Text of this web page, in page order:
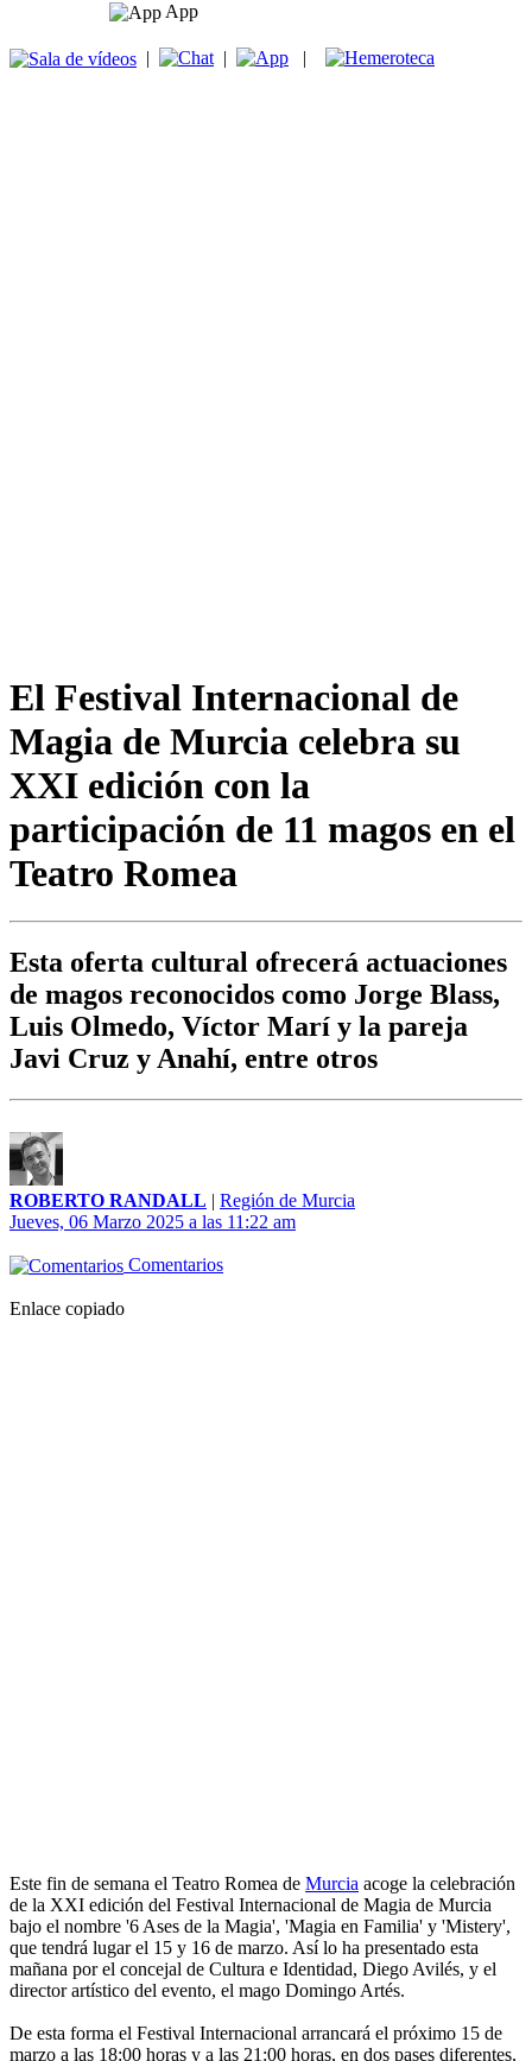
App
| | |
El Festival Internacional de
Magia de Murcia celebra su
XXI edición con la
participación de 11 magos en el
Teatro Romea
Esta oferta cultural ofrecerá actuaciones
de magos reconocidos como Jorge Blass,
Luis Olmedo, Víctor Marí y la pareja
Javi Cruz y Anahí, entre otros
ROBERTO RANDALL | Región de Murcia
Jueves, 06 Marzo 2025 a las 11:22 am
Comentarios
Enlace copiado
Este fin de semana el Teatro Romea de Murcia acoge la celebración
de la XXI edición del Festival Internacional de Magia de Murcia
bajo el nombre '6 Ases de la Magia', 'Magia en Familia' y 'Mistery',
que tendrá lugar el 15 y 16 de marzo. Así lo ha presentado esta
mañana por el concejal de Cultura e Identidad, Diego Avilés, y el
director artístico del evento, el mago Domingo Artés.
De esta forma el Festival Internacional arrancará el próximo 15 de
marzo a las 18:00 horas y a las 21:00 horas, en dos pases diferentes,